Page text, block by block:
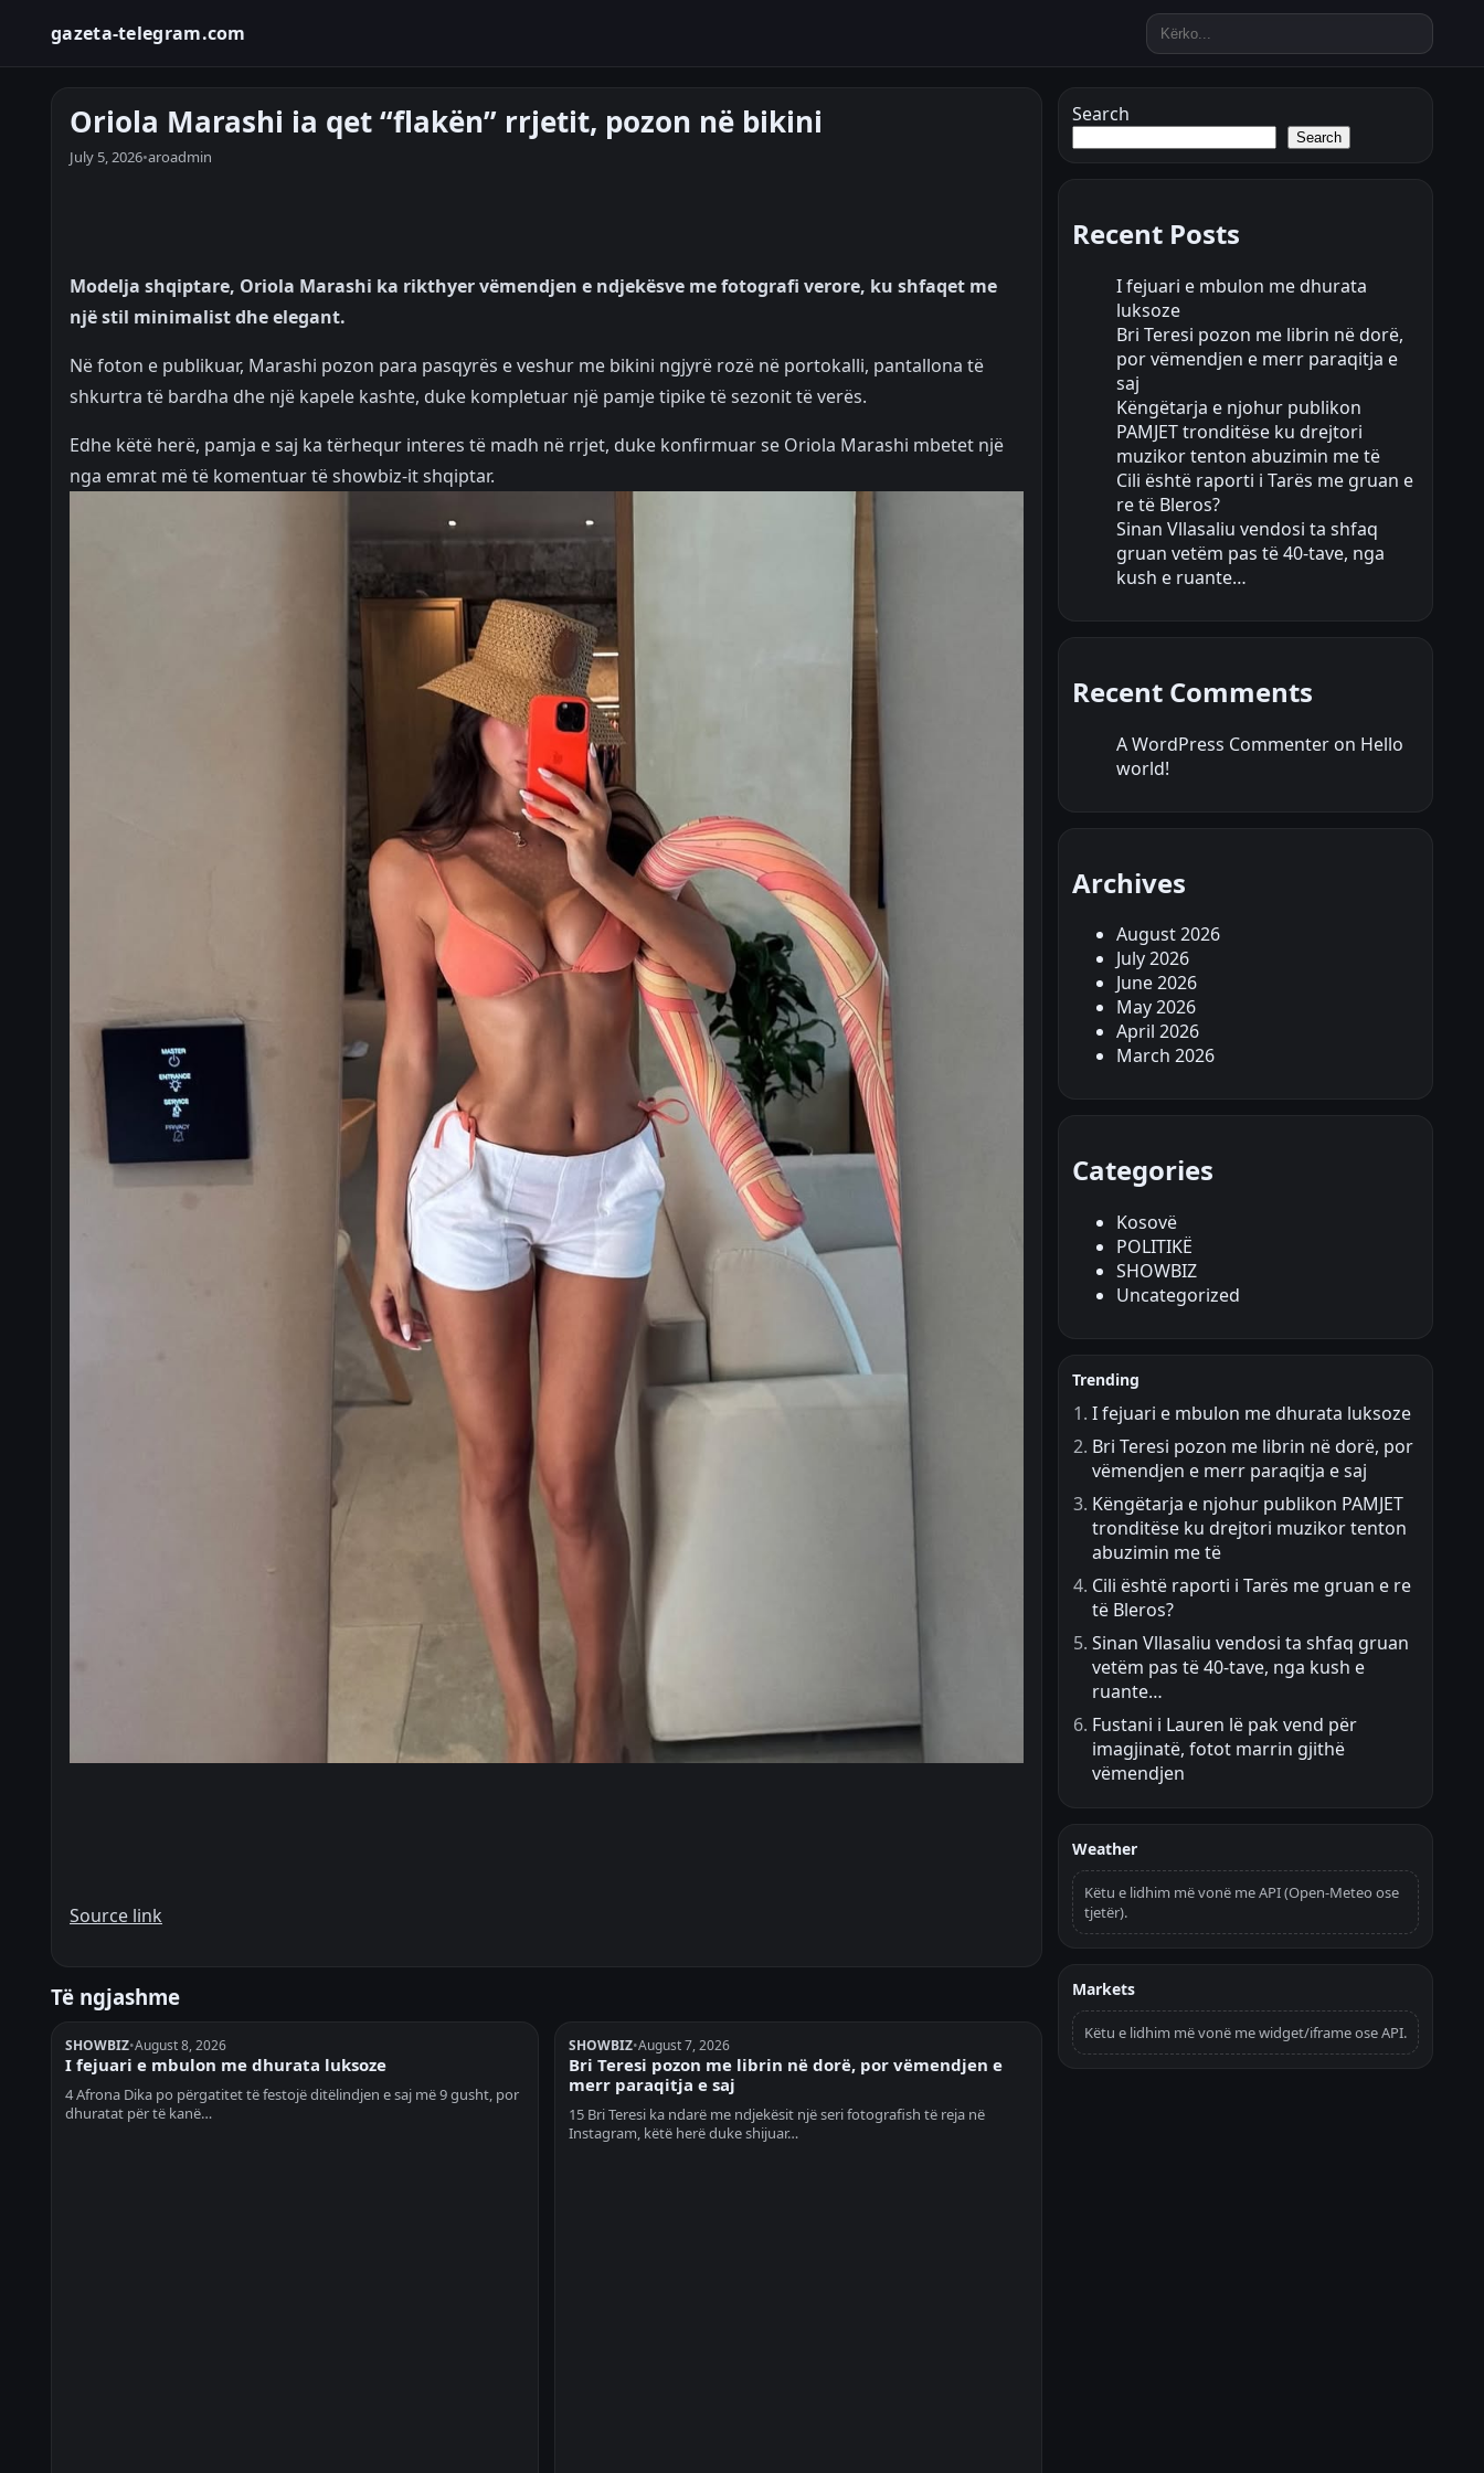
gazeta-telegram.com
Oriola Marashi ia qet “flakën” rrjetit, pozon në bikini
July 5, 2026•aroadmin
Modelja shqiptare, Oriola Marashi ka rikthyer vëmendjen e ndjekësve me fotografi verore, ku shfaqet me
një stil minimalist dhe elegant.
Në foton e publikuar, Marashi pozon para pasqyrës e veshur me bikini ngjyrë rozë në portokalli, pantallona të
shkurtra të bardha dhe një kapele kashte, duke kompletuar një pamje tipike të sezonit të verës.
Edhe këtë herë, pamja e saj ka tërhequr interes të madh në rrjet, duke konfirmuar se Oriola Marashi mbetet një
nga emrat më të komentuar të showbiz-it shqiptar.
Source link
Të ngjashme
SHOWBIZ•August 8, 2026
I fejuari e mbulon me dhurata luksoze
4 Afrona Dika po përgatitet të festojë ditëlindjen e saj më 9 gusht, por
dhuratat për të kanë…
SHOWBIZ•August 7, 2026
Bri Teresi pozon me librin në dorë, por vëmendjen e
merr paraqitja e saj
15 Bri Teresi ka ndarë me ndjekësit një seri fotografish të reja në
Instagram, këtë herë duke shijuar…
Search
Search
Recent Posts
I fejuari e mbulon me dhurata
luksoze
Bri Teresi pozon me librin në dorë,
por vëmendjen e merr paraqitja e
saj
Këngëtarja e njohur publikon
PAMJET tronditëse ku drejtori
muzikor tenton abuzimin me të
Cili është raporti i Tarës me gruan e
re të Bleros?
Sinan Vllasaliu vendosi ta shfaq
gruan vetëm pas të 40-tave, nga
kush e ruante…
Recent Comments
A WordPress Commenter on Hello
world!
Archives
August 2026
July 2026
June 2026
May 2026
April 2026
March 2026
Categories
Kosovë
POLITIKË
SHOWBIZ
Uncategorized
Trending
I fejuari e mbulon me dhurata luksoze
Bri Teresi pozon me librin në dorë, por
vëmendjen e merr paraqitja e saj
Këngëtarja e njohur publikon PAMJET
tronditëse ku drejtori muzikor tenton
abuzimin me të
Cili është raporti i Tarës me gruan e re
të Bleros?
Sinan Vllasaliu vendosi ta shfaq gruan
vetëm pas të 40-tave, nga kush e
ruante…
Fustani i Lauren lë pak vend për
imagjinatë, fotot marrin gjithë
vëmendjen
Weather
Këtu e lidhim më vonë me API (Open-Meteo ose
tjetër).
Markets
Këtu e lidhim më vonë me widget/iframe ose API.